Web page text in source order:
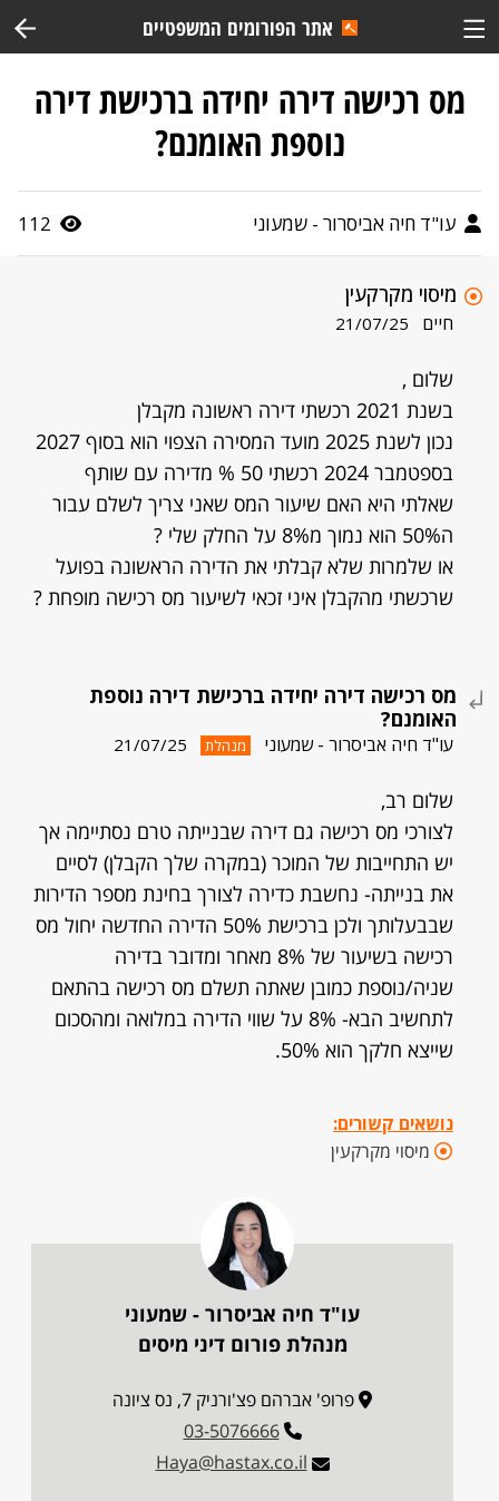
אתר הפורומים המשפטיים
מס רכישה דירה יחידה ברכישת דירה
נוספת האומנם?
עו"ד חיה אביסרור - שמעוני 112
מיסוי מקרקעין
חיים 21/07/25
שלום ,
בשנת 2021 רכשתי דירה ראשונה מקבלן
נכון לשנת 2025 מועד המסירה הצפוי הוא בסוף 2027
בספטמבר 2024 רכשתי 50 % מדירה עם שותף
שאלתי היא האם שיעור המס שאני צריך לשלם עבור
ה50% הוא נמוך מ8% על החלק שלי ?
או שלמרות שלא קבלתי את הדירה הראשונה בפועל
שרכשתי מהקבלן איני זכאי לשיעור מס רכישה מופחת ?
מס רכישה דירה יחידה ברכישת דירה נוספת
האומנם?
עו"ד חיה אביסרור - שמעוני מנהלת 21/07/25
שלום רב,
לצורכי מס רכישה גם דירה שבנייתה טרם נסתיימה אך
יש התחייבות של המוכר (במקרה שלך הקבלן) לסיים
את בנייתה- נחשבת כדירה לצורך בחינת מספר הדירות
שבבעלותך ולכן ברכישת 50% הדירה החדשה יחול מס
רכישה בשיעור של 8% מאחר ומדובר בדירה
שניה/נוספת כמובן שאתה תשלם מס רכישה בהתאם
לתחשיב הבא- 8% על שווי הדירה במלואה ומהסכום
שייצא חלקך הוא 50%.
נושאים קשורים:
מיסוי מקרקעין
עו"ד חיה אביסרור - שמעוני
מנהלת פורום דיני מיסים
פרופ' אברהם פצ'ורניק 7, נס ציונה
03-5076666
Haya@hastax.co.il